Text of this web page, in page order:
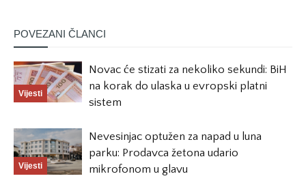
POVEZANI ČLANCI
Vijesti
Novac će stizati za nekoliko sekundi: BiH
na korak do ulaska u evropski platni
sistem
Vijesti
Nevesinjac optužen za napad u luna
parku: Prodavca žetona udario
mikrofonom u glavu